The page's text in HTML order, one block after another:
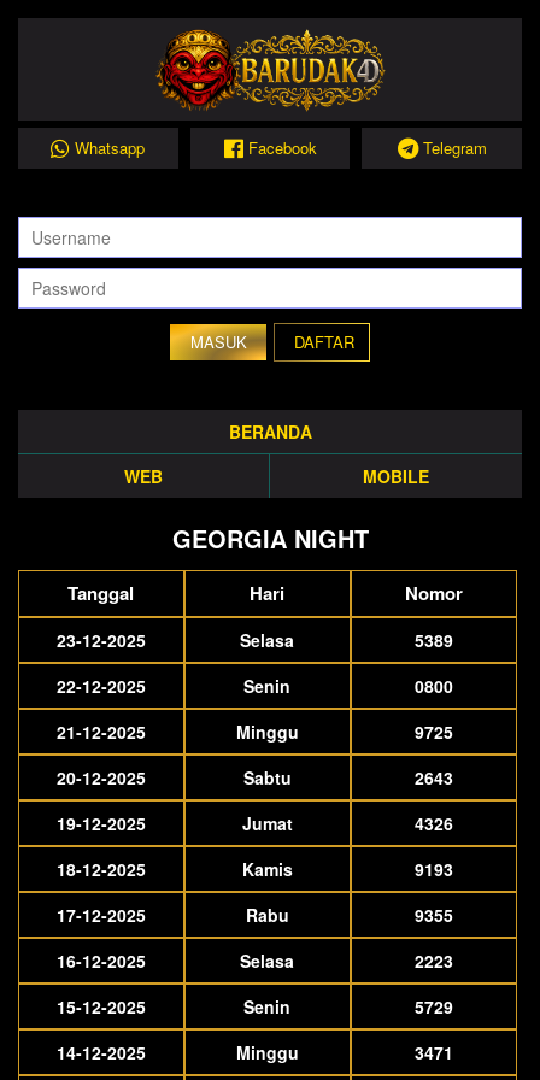
Whatsapp Facebook Telegram
DAFTAR
BERANDA
WEB
MOBILE
GEORGIA NIGHT
Tanggal Hari Nomor
23-12-2025 Selasa
5389
22-12-2025
Senin
0800
21-12-2025
Minggu
9725
20-12-2025
Sabtu
2643
19-12-2025
Jumat
4326
18-12-2025
Kamis
9193
17-12-2025
Rabu
9355
16-12-2025
Selasa
2223
15-12-2025
Senin
5729
14-12-2025
Minggu 3471